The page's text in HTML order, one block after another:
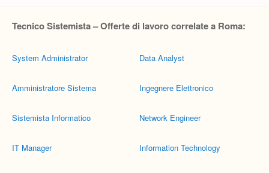
Tecnico Sistemista – Offerte di lavoro correlate a Roma:
System Administrator
Amministratore Sistema
Sistemista Informatico
IT Manager
Data Analyst
Ingegnere Elettronico
Network Engineer
Information Technology